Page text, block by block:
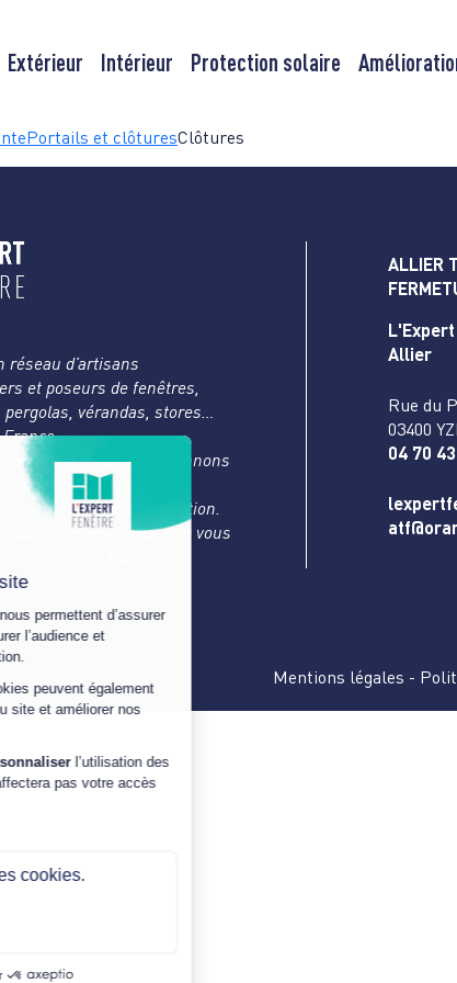
Extérieur Intérieur Protection solaire
Portails et clôturesClôtures
réseau d’artisans
et poseurs de fenêtres,
vérandas, stores…
nous sélectionnons
de vous proposer la
à votre projet de rénovation.
de pose, pour que vous
de votre maison.
ALLIER
Allier
Rue du
03400
04 70
Mentions légales -